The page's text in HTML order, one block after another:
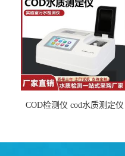
COD检测仪 cod水质测定仪